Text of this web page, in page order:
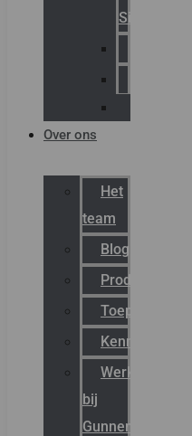
Signals
Over ons
Het
team
Blog
Productnieuws
Toepassingen
Kenniscentrum
Werken
bij
Gunneman